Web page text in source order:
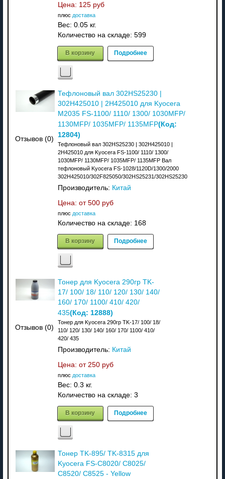
Цена: 125 руб
плюс доставка
Вес: 0.05 кг.
Количество на складе: 599
В корзину Подробнее
Отзывов (0)
Тефлоновый вал 302HS25230 |
302H425010 | 2H425010 для Kyocera
M2035 FS-1100/ 1110/ 1300/ 1030MFP/
1130MFP/ 1035MFP/ 1135MFP(Код:
12804)
Тефлоновый вал 302HS25230 | 302H425010 |
2H425010 для Kyocera FS-1100/ 1110/ 1300/
1030MFP/ 1130MFP/ 1035MFP/ 1135MFP Вал
тефлоновый Kyocera FS-1028/1120D/1300/2000
302H425010/302F825050/302HS25231/302HS25230
Производитель: Китай
Цена: от 500 руб
плюс доставка
Количество на складе: 168
В корзину Подробнее
Отзывов (0)
Тонер для Kyocera 290гр TK-
17/ 100/ 18/ 110/ 120/ 130/ 140/
160/ 170/ 1100/ 410/ 420/
435(Код: 12888)
Тонер для Kyocera 290гр TK-17/ 100/ 18/
110/ 120/ 130/ 140/ 160/ 170/ 1100/ 410/
420/ 435
Производитель: Китай
Цена: от 250 руб
плюс доставка
Вес: 0.3 кг.
Количество на складе: 3
В корзину Подробнее
Тонер TK-895/ TK-8315 для
Kyocera FS-C8020/ C8025/
C8520/ C8525 - Yellow